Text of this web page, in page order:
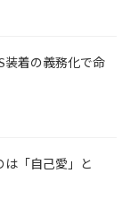
装着の義務化で命
は「自己愛」と